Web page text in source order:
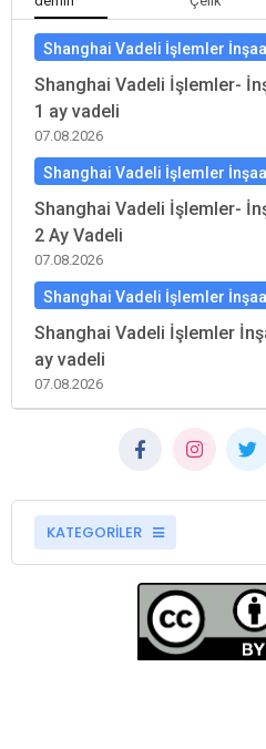
Shanghai Vadeli İşlemler
Shanghai Vadeli İşlemler-
1 ay vadeli
07.08.2026
Shanghai Vadeli İşlemler
Shanghai Vadeli İşlemler-
2 Ay Vadeli
07.08.2026
Shanghai Vadeli İşlemler
Shanghai Vadeli İşlemler
ay vadeli
07.08.2026
KATEGORİLER